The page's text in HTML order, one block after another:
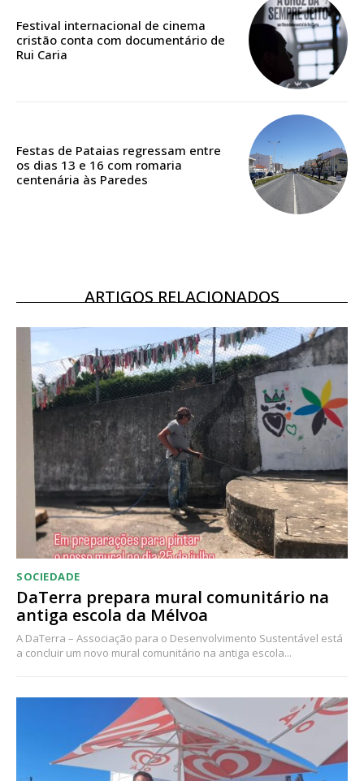
Acesso ao conteúdo online
Acesso aos conteúdos Exclusivos para
16€
12 meses
Acesso ao conteúdo online
Acesso aos conteúdos Exclusivos para
assinantes
Ofertas para assinatura anual
Escolha o plano
Festival internacional de cinema
cristão conta com documentário de
Rui Caria
Festas de Pataias regressam entre
os dias 13 e 16 com romaria
centenária às Paredes
ARTIGOS RELACIONADOS
SOCIEDADE
DaTerra prepara mural comunitário na
antiga escola da Mélvoa
A DaTerra – Associação para o Desenvolvimento Sustentável está
a concluir um novo mural comunitário na antiga escola...